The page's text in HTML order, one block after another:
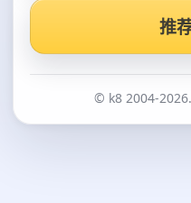
推
© k8 2004-